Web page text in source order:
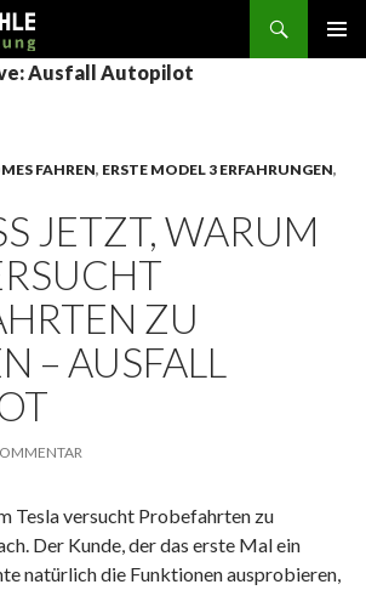
Ausfall Autopilot
FAHREN, ERSTE MODEL 3 ERFAHRUNGEN,
JETZT, WARUM T
P
ZU U
AUSFALL A
Tesla versucht Probefahrten zu
Der Kunde, der das erste Mal ein
natürlich die Funktionen ausprobieren,